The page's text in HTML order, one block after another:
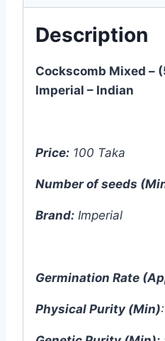
Description
Cockscomb Mixed –
Imperial – Indian
Price: 100 Taka
Number of seeds
Brand: Imperial
Germination Rate
Physical Purity (Min)